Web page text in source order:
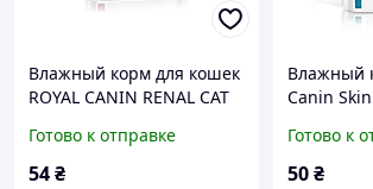
Влажный корм для кошек
ROYAL CANIN RENAL CAT
говядина 85 г
Готово к отправке
54₴
Влажный
Canin
средних
Готово к
50₴